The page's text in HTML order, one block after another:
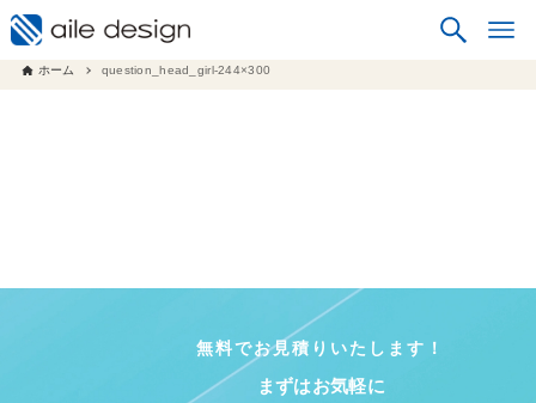
ホーム question_head_girl-244×300
無料でお見積りいたします！
まずはお気軽に